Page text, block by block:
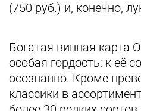
(750 руб.) и, конечно,
Богатая винная карта
особая гордость: к её
осознанно. Кроме
классики в